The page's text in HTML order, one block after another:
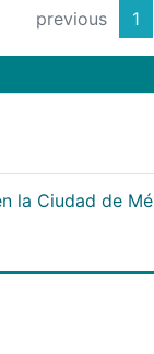
previous 1
la Ciudad de